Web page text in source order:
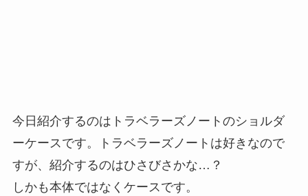
今日紹介するのはトラベラーズノートのショルダ
ーケースです。トラベラーズノートは好きなので
すが、紹介するのはひさびさかな…？
しかも本体ではなくケースです。